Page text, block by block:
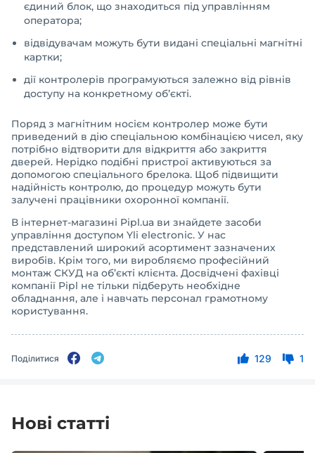
єдиний блок, що знаходиться під управлінням
оператора;
відвідувачам можуть бути видані спеціальні магнітні
картки;
дії контролерів програмуються залежно від рівнів
доступу на конкретному об’єкті.
Поряд з магнітним носієм контролер може бути
приведений в дію спеціальною комбінацією чисел, яку
потрібно відтворити для відкриття або закриття
дверей. Нерідко подібні пристрої активуються за
допомогою спеціального брелока. Щоб підвищити
надійність контролю, до процедур можуть бути
залучені працівники охоронної компанії.
В інтернет-магазині Pipl.ua ви знайдете засоби
управління доступом Yli electronic. У нас
представлений широкий асортимент зазначених
виробів. Крім того, ми виробляємо професійний
монтаж СКУД на об’єкті клієнта. Досвідчені фахівці
компанії Pipl не тільки підберуть необхідне
обладнання, але і навчать персонал грамотному
користування.
Поділитися 129 1
Нові статті